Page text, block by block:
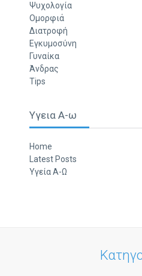
Ψυχολογία
Ομορφιά
Διατροφή
Εγκυμοσύνη
Γυναίκα
Άνδρας
Tips
Υγεια Α-ω
Home
Latest Posts
Υγεία Α-Ω